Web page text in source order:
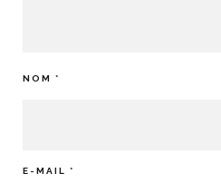
NOM *
E-MAIL *